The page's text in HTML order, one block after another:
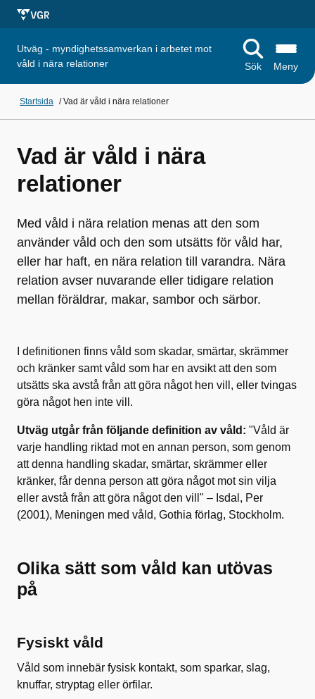
Utväg - myndighetssamverkan i arbetet mot
våld i nära relationer
Sök Meny
Startsida /Vad är våld i nära relationer
Vad är våld i nära
relationer
Med våld i nära relation menas att den som
använder våld och den som utsätts för våld har,
eller har haft, en nära relation till varandra. Nära
relation avser nuvarande eller tidigare relation
mellan föräldrar, makar, sambor och särbor.
I definitionen finns våld som skadar, smärtar, skrämmer
och kränker samt våld som har en avsikt att den som
utsätts ska avstå från att göra något hen vill, eller tvingas
göra något hen inte vill.
Utväg utgår från följande definition av våld: "Våld är
varje handling riktad mot en annan person, som genom
att denna handling skadar, smärtar, skrämmer eller
kränker, får denna person att göra något mot sin vilja
eller avstå från att göra något den vill" – Isdal, Per
(2001), Meningen med våld, Gothia förlag, Stockholm.
Olika sätt som våld kan utövas
på
Fysiskt våld
Våld som innebär fysisk kontakt, som sparkar, slag,
knuffar, stryptag eller örfilar.